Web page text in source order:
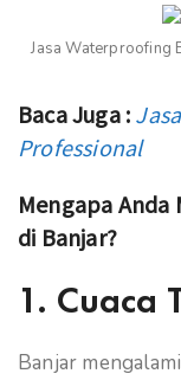
Jasa Waterproofing
Baca Juga :
Professional
Mengapa
di Banjar?
1. Cuaca
Banjar